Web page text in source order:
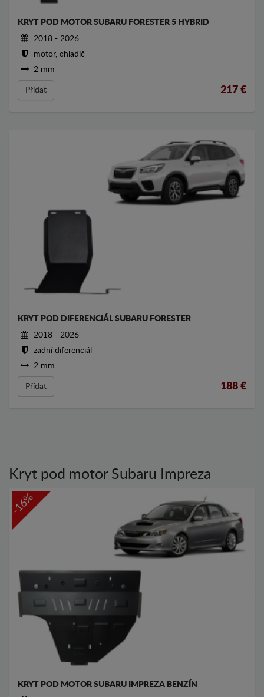
KRYT POD MOTOR SUBARU FORESTER 5 HYBRID
2018 - 2026
motor, chladič
2 mm
Přídat 217 €
KRYT POD DIFERENCIÁL SUBARU FORESTER
2018 - 2026
zadní diferenciál
2 mm
Přídat 188 €
Kryt pod motor Subaru Impreza
-16%
KRYT POD MOTOR SUBARU IMPREZA BENZÍN